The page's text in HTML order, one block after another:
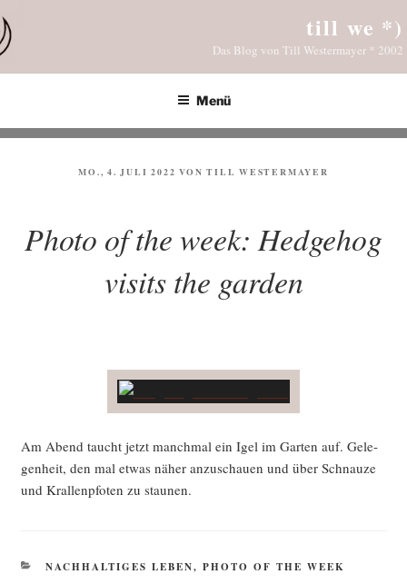
Inhalt
springen
till we *)
Das Blog von Till Westermayer * 2002
Menü
VERÖFFENTLICHT
MO., 4. JULI 2022 VONTILL WESTERMAYER
Photo of the week: Hedgehog
visits the garden
Am Abend taucht jetzt manch­mal ein Igel im Gar­ten auf. Gele­
gen­heit, den mal etwas näher anzu­schau­en und über Schnau­ze
und Kral­len­pfo­ten zu staunen.
KATEGORIEN
NACHHALTIGES LEBEN, PHOTO OF THE WEEK